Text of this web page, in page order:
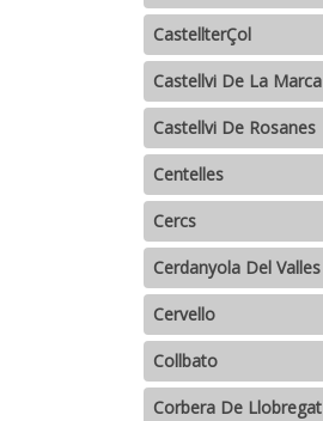
CastellterÇol
Castellvi De La Marca
Castellvi De Rosanes
Centelles
Cercs
Cerdanyola Del Valles
Cervello
Collbato
Corbera De Llobregat